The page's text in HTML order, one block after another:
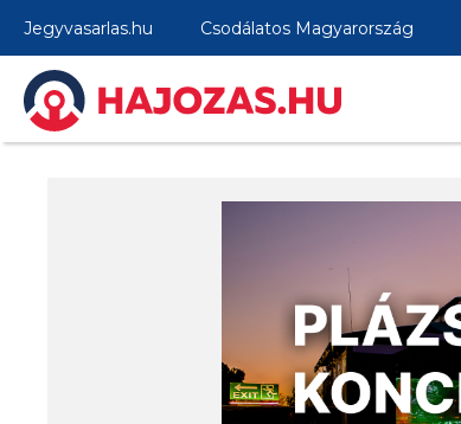
Jegyvasarlas.hu Csodálatos Magyarország